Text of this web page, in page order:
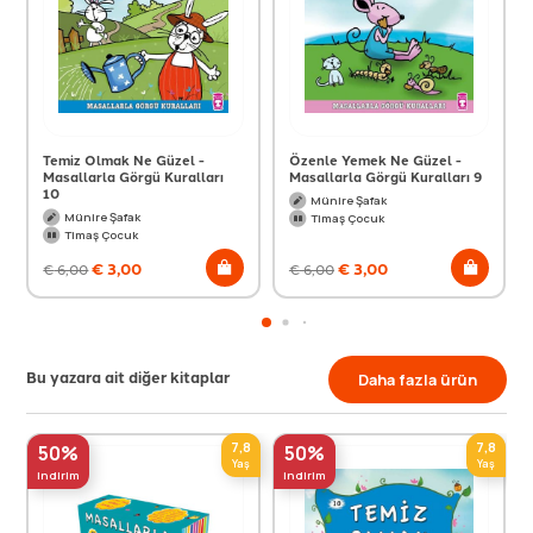
Temiz Olmak Ne Güzel -
Masallarla Görgü Kuralları
10
Münire Şafak
Timaş Çocuk
€6,00€ 3,00
Özenle Yemek Ne Güzel -
Masallarla Görgü Kuralları 9
Münire Şafak
Timaş Çocuk
€6,00€3,00
Bu yazara ait diğer kitaplar Daha fazla ürün
50%
indirim
7,8
Yaş 50%
indirim
7,8
Yaş